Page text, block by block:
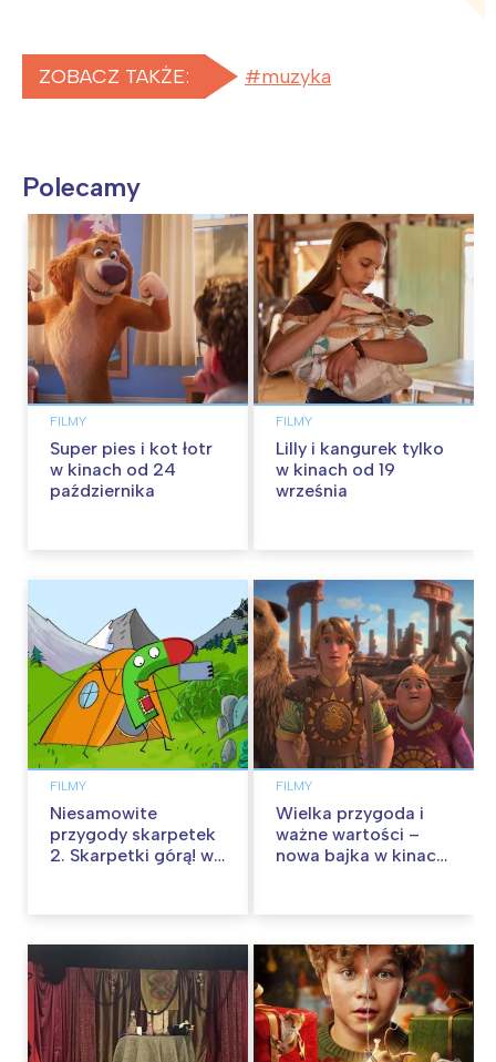
ZOBACZ TAKŻE: muzyka
Polecamy
FILMY
Super pies i kot łotr
w kinach od 24
października
FILMY
Lilly i kangurek tylko
w kinach od 19
września
FILMY
Niesamowite
przygody skarpetek
2. Skarpetki górą! w
FILMY
Wielka przygoda i
ważne wartości –
nowa bajka w kinach